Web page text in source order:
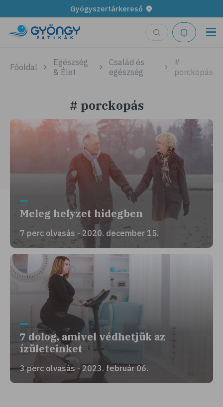
Gyógyszertárkereső
Főoldal
Egészség
& Élet
Család és
egészség
#
porckopás
# porckopás
Meleg helyzet hidegben
7 perc olvasás - 2020. december 15.
7 dolog, amivel védhetjük az
ízületeinket
3 perc olvasás - 2023. február 06.